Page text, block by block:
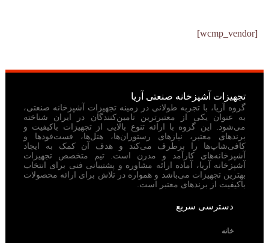
[wcmp_vendor]
تجهیزات آشپزخانه صنعتی آریا
گروه آریا، با تجربه طولانی در زمینه تجهیزات آشپزخانه صنعتی،
به عنوان یکی از معتبرترین تامین‌کنندگان در ایران شناخته
می‌شود. این گروه با ارائه تنوع بالایی از تجهیزات باکیفیت و
برندهای معتبر، نیازهای رستوران‌ها، هتل‌ها، فست‌فودها و
کافی‌شاپ‌ها را برطرف می‌کند و هدف آن کمک به ایجاد
آشپزخانه‌های کارآمد و مدرن است. تیم متخصص تجهیزات
آشپزخانه آریا، آماده ارائه مشاوره و پشتیبانی فنی برای انتخاب
بهترین تجهیزات می‌باشد و همواره در تلاش برای ارائه محصولات
باکیفیت از برندهای معتبر است.
دسترسی سریع
خانه